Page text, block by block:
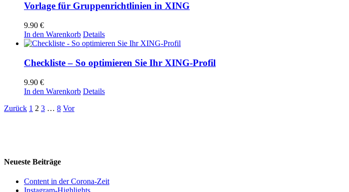
Vorlage für Gruppenrichtlinien in XING
9.90 €
In den Warenkorb Details
Checkliste – So optimieren Sie Ihr XING-Profil
9.90 €
In den Warenkorb Details
Zurück 1 2 3 … 8 Vor
Neueste Beiträge
Content in der Corona-Zeit
Instagram-Highlights